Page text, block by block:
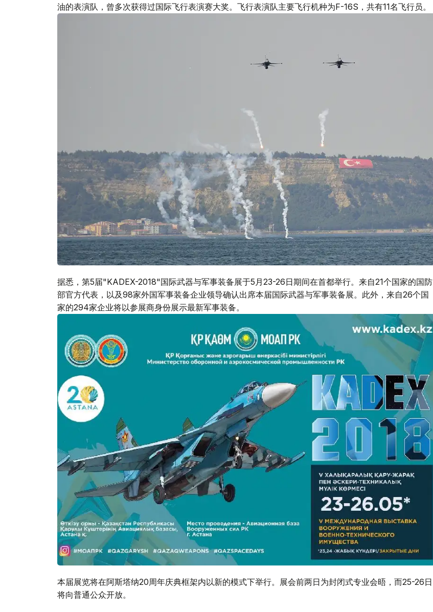
油的表演队，曾多次获得过国际飞行表演赛大奖。飞行表演队主要飞行机种为F-16S，共有11名飞行员。
据悉，第5届"KADEX-2018"国际武器与军事装备展于5月23-26日期间在首都举行。来自21个国家的国防
部官方代表，以及98家外国军事装备企业领导确认出席本届国际武器与军事装备展。此外，来自26个国
家的294家企业将以参展商身份展示最新军事装备。
本届展览将在阿斯塔纳20周年庆典框架内以新的模式下举行。展会前两日为封闭式专业会晤，而25-26日
将向普通公众开放。